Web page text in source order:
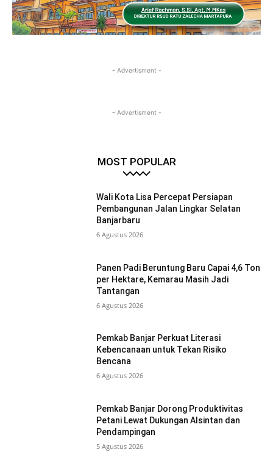
- Advertisment -
- Advertisment -
MOST POPULAR
Wali Kota Lisa Percepat Persiapan
Pembangunan Jalan Lingkar Selatan
Banjarbaru
6 Agustus 2026
Panen Padi Beruntung Baru Capai 4,6 Ton
per Hektare, Kemarau Masih Jadi
Tantangan
6 Agustus 2026
Pemkab Banjar Perkuat Literasi
Kebencanaan untuk Tekan Risiko
Bencana
6 Agustus 2026
Pemkab Banjar Dorong Produktivitas
Petani Lewat Dukungan Alsintan dan
Pendampingan
5 Agustus 2026